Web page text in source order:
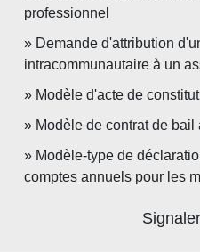
professionnel
Demande d'attribution
intracommunautaire à un
Modèle d'acte de
Modèle de contrat de bail
Modèle-type de
comptes annuels pour les